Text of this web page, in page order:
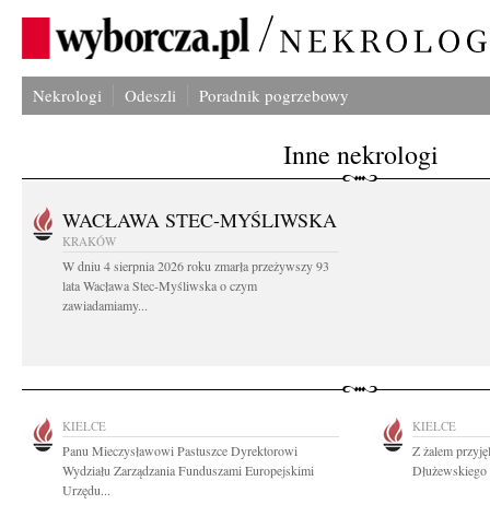
Nekrologi Odeszli Poradnik pogrzebowy
Inne nekrologi
WACŁAWA STEC-MYŚLIWSKA
KRAKÓW
W dniu 4 sierpnia 2026 roku zmarła przeżywszy 93
lata Wacława Stec-Myśliwska o czym
zawiadamiamy...
KIELCE
Panu Mieczysławowi Pastuszce Dyrektorowi
Wydziału Zarządzania Funduszami Europejskimi
Urzędu...
KIELCE
Z żalem